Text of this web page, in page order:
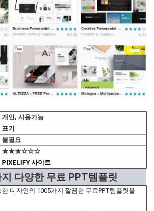
개인, 사용가능
표기
불필요
★★★☆☆☆
PIXELIFY 사이트
다양한 무료 PPT템플릿
디자인의 1005가지 깔끔한 무료PPT템플릿을